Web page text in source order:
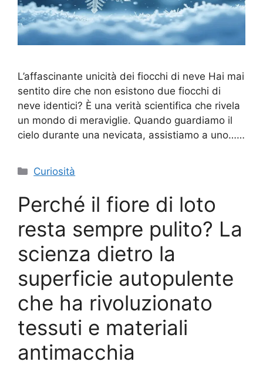
L’affascinante unicità dei fiocchi di neve Hai mai
sentito dire che non esistono due fiocchi di
neve identici? È una verità scientifica che rivela
un mondo di meraviglie. Quando guardiamo il
cielo durante una nevicata, assistiamo a uno……
Categorie
Curiosità
Perché il fiore di loto
resta sempre pulito? La
scienza dietro la
superficie autopulente
che ha rivoluzionato
tessuti e materiali
antimacchia